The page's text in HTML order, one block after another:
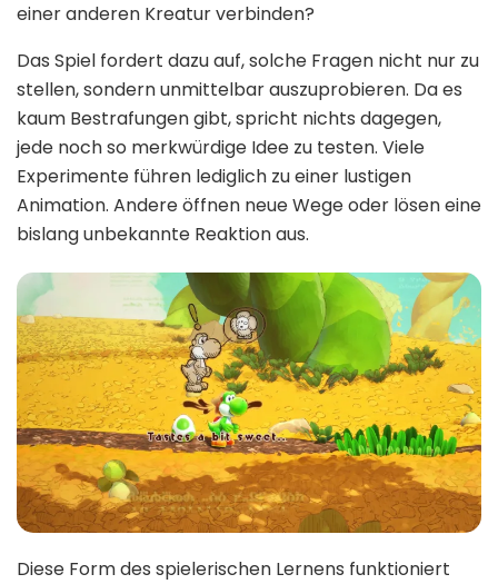
einer anderen Kreatur verbinden?
Das Spiel fordert dazu auf, solche Fragen nicht nur zu
stellen, sondern unmittelbar auszuprobieren. Da es
kaum Bestrafungen gibt, spricht nichts dagegen,
jede noch so merkwürdige Idee zu testen. Viele
Experimente führen lediglich zu einer lustigen
Animation. Andere öffnen neue Wege oder lösen eine
bislang unbekannte Reaktion aus.
Diese Form des spielerischen Lernens funktioniert